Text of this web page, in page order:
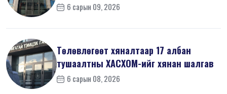
6 сарын 09, 2026
Төлөвлөгөөт хяналтаар 17 албан
тушаалтны ХАСХОМ-ийг хянан шалгав
6 сарын 08, 2026